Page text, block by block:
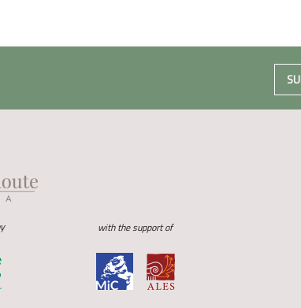
with the support of